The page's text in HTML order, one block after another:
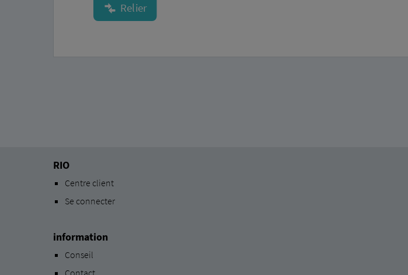
RIO
Centre client
Se connecter
information
Conseil